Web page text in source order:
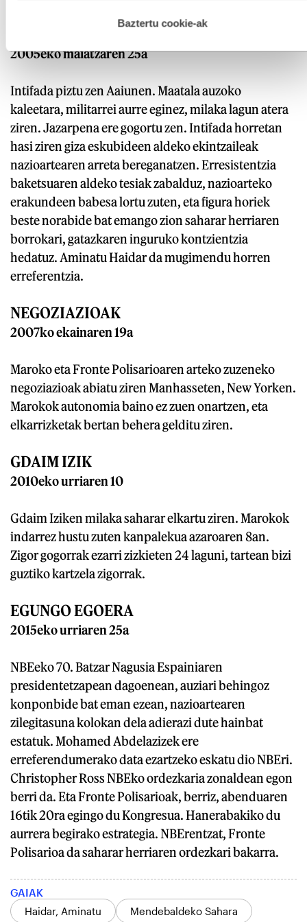
esplizitua ematen diguzu.Gehiago irakurri
Baztertu cookie-ak
2005eko maiatzaren 25a
Intifada piztu zen Aaiunen. Maatala auzoko
kaleetara, militarrei aurre eginez, milaka lagun atera
ziren. Jazarpena ere gogortu zen. Intifada horretan
hasi ziren giza eskubideen aldeko ekintzaileak
nazioartearen arreta bereganatzen. Erresistentzia
baketsuaren aldeko tesiak zabalduz, nazioarteko
erakundeen babesa lortu zuten, eta figura horiek
beste norabide bat emango zion saharar herriaren
borrokari, gatazkaren inguruko kontzientzia
hedatuz. Aminatu Haidar da mugimendu horren
erreferentzia.
NEGOZIAZIOAK
2007ko ekainaren 19a
Maroko eta Fronte Polisarioaren arteko zuzeneko
negoziazioak abiatu ziren Manhasseten, New Yorken.
Marokok autonomia baino ez zuen onartzen, eta
elkarrizketak bertan behera gelditu ziren.
GDAIM IZIK
2010eko urriaren 10
Gdaim Iziken milaka saharar elkartu ziren. Marokok
indarrez hustu zuten kanpalekua azaroaren 8an.
Zigor gogorrak ezarri zizkieten 24 laguni, tartean bizi
guztiko kartzela zigorrak.
EGUNGO EGOERA
2015eko urriaren 25a
NBEeko 70. Batzar Nagusia Espainiaren
presidentetzapean dagoenean, auziari behingoz
konponbide bat eman ezean, nazioartearen
zilegitasuna kolokan dela adierazi dute hainbat
estatuk. Mohamed Abdelazizek ere
erreferendumerako data ezartzeko eskatu dio NBEri.
Christopher Ross NBEko ordezkaria zonaldean egon
berri da. Eta Fronte Polisarioak, berriz, abenduaren
16tik 20ra egingo du Kongresua. Hanerabakiko du
aurrera begirako estrategia. NBErentzat, Fronte
Polisarioa da saharar herriaren ordezkari bakarra.
GAIAK
Haidar, Aminatu
Mendebaldeko Sahara